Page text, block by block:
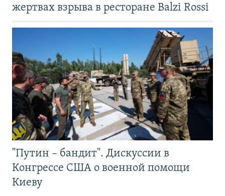
жертвах взрыва в ресторане Balzi Rossi
"Путин – бандит". Дискуссии в
Конгрессе США о военной помощи
Киеву